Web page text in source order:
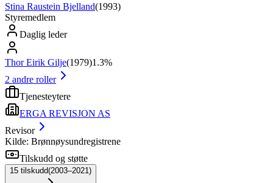
Stina Raustein Bjelland(1993)
Styremedlem
Daglig leder
Thor Eirik Gilje(1979)1.3%
2 andre roller
Tjenesteytere
ERGA REVISJON AS
Revisor
Kilde: Brønnøysundregistrene
Tilskudd og støtte
15 tilskudd(2003–2021)